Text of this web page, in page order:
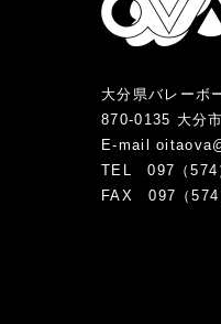
大分県バレーボ
870-0135 大分
E-mail
TEL 097（574
FAX 097（574